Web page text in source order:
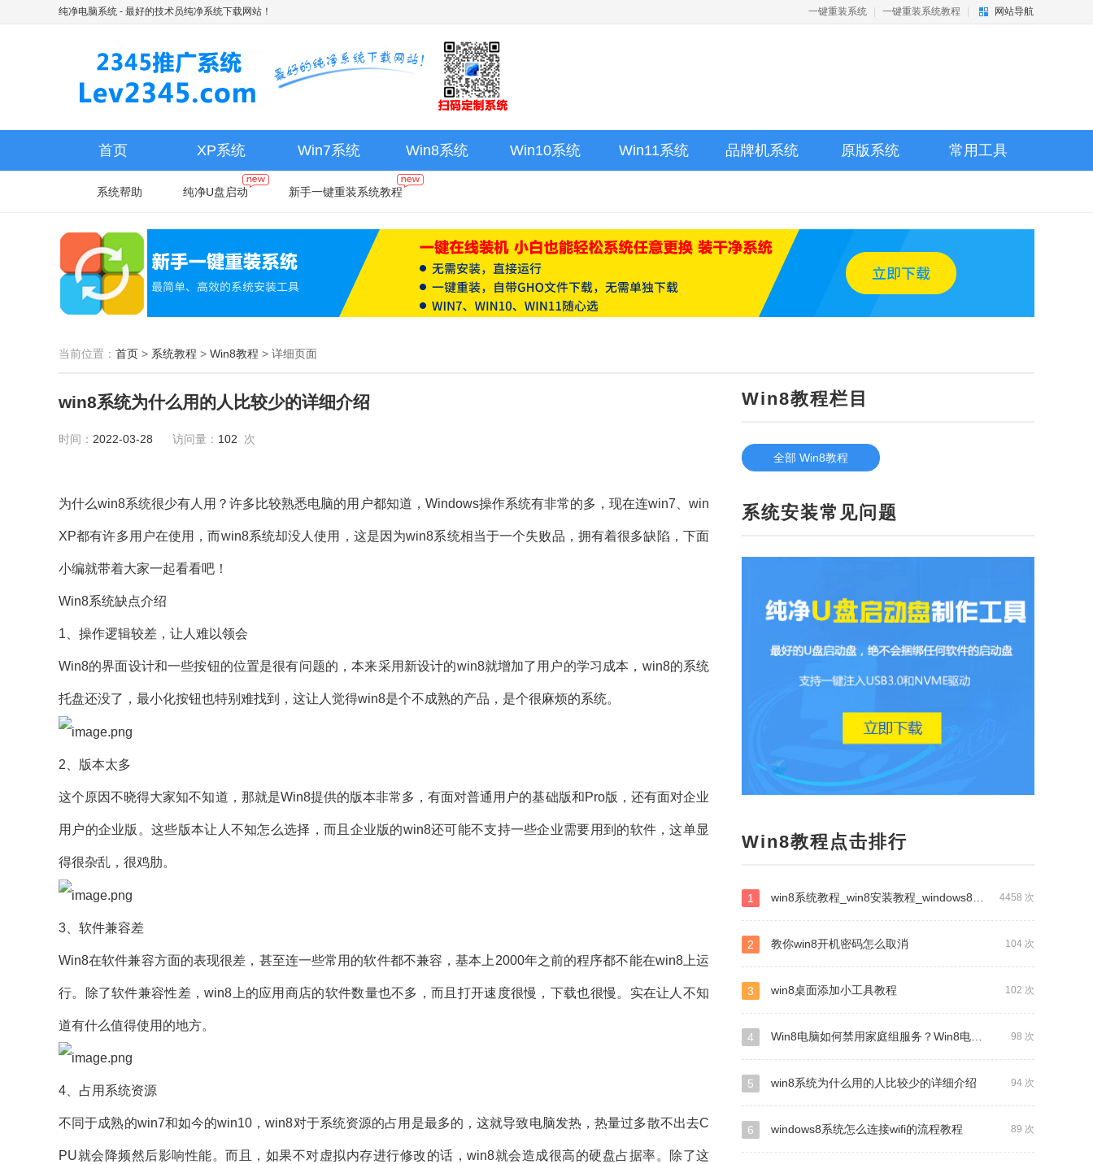
纯净电脑系统 - 最好的技术员纯净系统下载网站！ 一键重装系统 一键重装系统教程 网站导航
首页 XP系统 Win7系统 Win8系统 Win10系统 Win11系统 品牌机系统 原版系统 常用工具
系统帮助 纯净U盘启动 新手一键重装系统教程
当前位置： 首页 > 系统教程 > Win8教程 > 详细页面
win8系统为什么用的人比较少的详细介绍
时间： 2022-03-28 访问量： 102 次
为什么win8系统很少有人用？许多比较熟悉电脑的用户都知道，Windows操作系统有非常的多，现在连win7、win
XP都有许多用户在使用，而win8系统却没人使用，这是因为win8系统相当于一个失败品，拥有着很多缺陷，下面
小编就带着大家一起看看吧！
Win8系统缺点介绍
1、操作逻辑较差，让人难以领会
Win8的界面设计和一些按钮的位置是很有问题的，本来采用新设计的win8就增加了用户的学习成本，win8的系统
托盘还没了，最小化按钮也特别难找到，这让人觉得win8是个不成熟的产品，是个很麻烦的系统。
2、版本太多
这个原因不晓得大家知不知道，那就是Win8提供的版本非常多，有面对普通用户的基础版和Pro版，还有面对企业
用户的企业版。这些版本让人不知怎么选择，而且企业版的win8还可能不支持一些企业需要用到的软件，这单显
得很杂乱，很鸡肋。
3、软件兼容差
Win8在软件兼容方面的表现很差，甚至连一些常用的软件都不兼容，基本上2000年之前的程序都不能在win8上运
行。除了软件兼容性差，win8上的应用商店的软件数量也不多，而且打开速度很慢，下载也很慢。实在让人不知
道有什么值得使用的地方。
4、占用系统资源
不同于成熟的win7和如今的win10，win8对于系统资源的占用是最多的，这就导致电脑发热，热量过多散不出去C
PU就会降频然后影响性能。而且，如果不对虚拟内存进行修改的话，win8就会造成很高的硬盘占据率。除了这
Win8教程栏目
全部 Win8教程
系统安装常见问题
Win8教程点击排行
4458 次
1 win8系统教程_win8安装教程_windows8系统教程
104 次
2 教你win8开机密码怎么取消
102 次
3 win8桌面添加小工具教程
98 次
4 Win8电脑如何禁用家庭组服务？Win8电脑禁用家庭组服务操作步骤
94 次
5 win8系统为什么用的人比较少的详细介绍
89 次
6 windows8系统怎么连接wifi的流程教程